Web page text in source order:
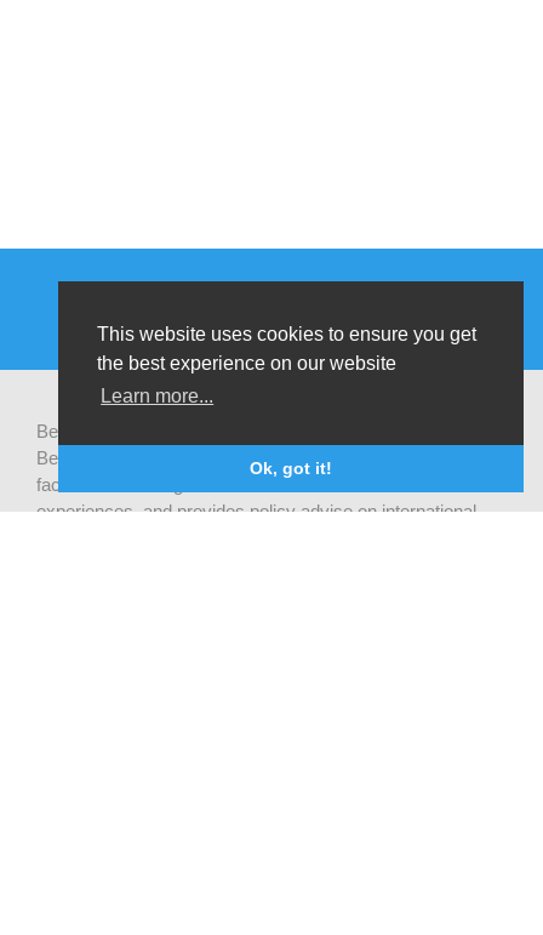
This website uses cookies to ensure you get
the best experience on our website
Learn more...
Ok, got it!
Be-cause health is a pluralistic open platform that connects
Belgian development actors engaged in global health,
facilitates exchanges of latest research and field
experiences, and provides policy advise on international